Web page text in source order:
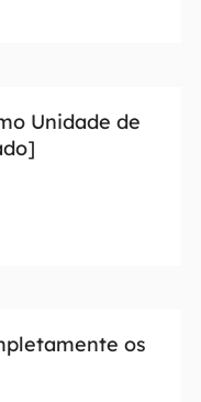
Unidade de
os